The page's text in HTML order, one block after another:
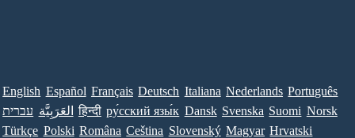
English Español Français Deutsch Italiana Nederlands Português
עברית العَرَبِيَّة हिन्दी ру́сский язы́к Dansk Svenska Suomi Norsk
Türkçe Polski Româna Ceština Slovenský Magyar Hrvatski